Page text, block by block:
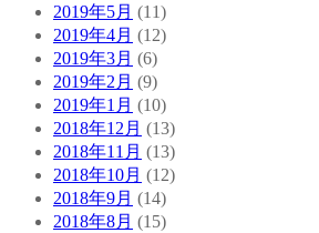
2019年5月 (11)
2019年4月 (12)
2019年3月 (6)
2019年2月 (9)
2019年1月 (10)
2018年12月 (13)
2018年11月 (13)
2018年10月 (12)
2018年9月 (14)
2018年8月 (15)